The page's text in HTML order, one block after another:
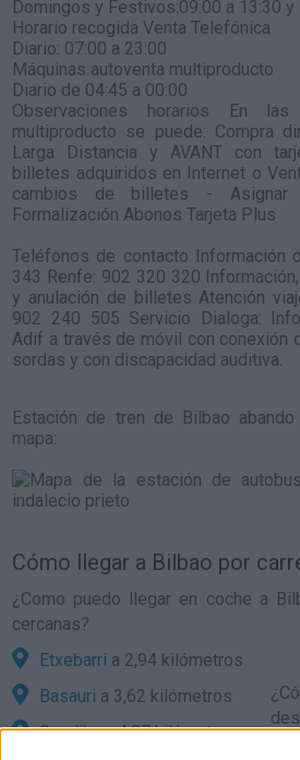
Domingos y Festivos:09:00 a 13:30 y
Horario recogida Venta Telefónica
Diario: 07:00 a 23:00
Máquinas autoventa multiproducto
Diario de 04:45 a 00:00
Observaciones horarios En las
multiproducto se puede: Compra
Larga Distancia y AVANT con
billetes adquiridos en Internet o
cambios de billetes -
Formalización Abonos Tarjeta Plus
Teléfonos de contacto Información
343 Renfe: 902 320 320
y anulación de billetes Atención
902 240 505 Servicio Dialoga:
Adif a través de móvil con conexión
sordas y con discapacidad auditiva.
Estación de tren de Bilbao
mapa:
Cómo llegar a Bilbao por
¿Como puedo llegar en coche a
cercanas?
Etxebarri a 2,94 kilómetros
Basauri a 3,62 kilómetros
Sondikaa 4,87 kilómetros
¿